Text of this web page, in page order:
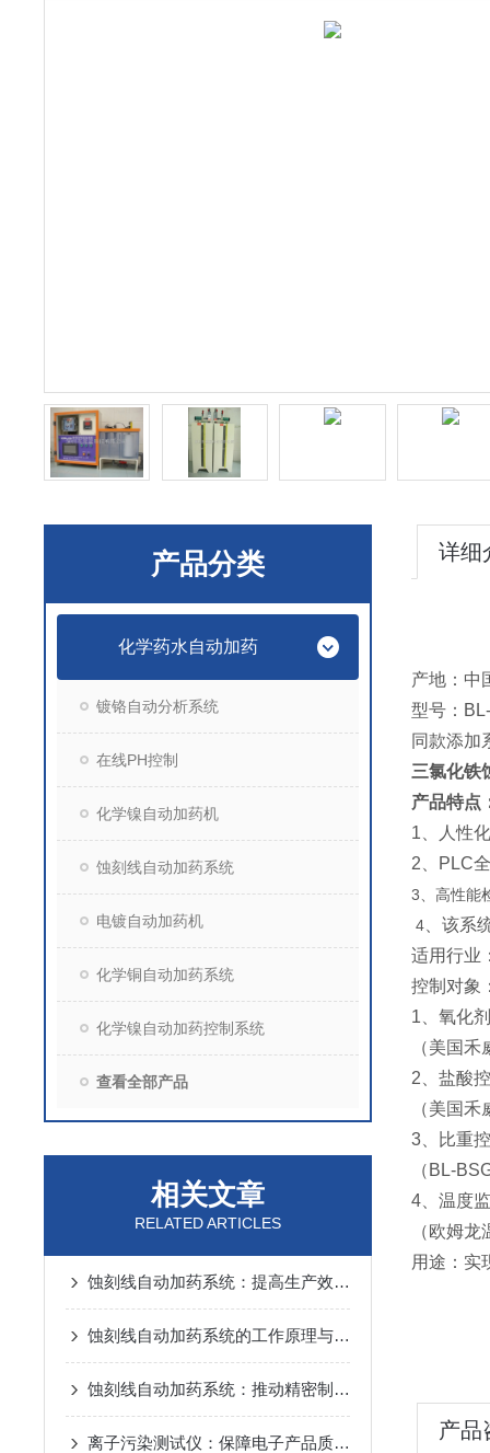
产品分类
化学药水自动加药
镀铬自动分析系统
在线PH控制
化学镍自动加药机
蚀刻线自动加药系统
电镀自动加药机
化学铜自动加药系统
化学镍自动加药控制系统
查看全部产品
相关文章
RELATED ARTICLES
蚀刻线自动加药系统：提高生产效率的解决方案
蚀刻线自动加药系统的工作原理与应用
蚀刻线自动加药系统：推动精密制造和环境可持续性的重要工具
离子污染测试仪：保障电子产品质量的关键工具
详细
产地：
型号：
同款添加
三氯化铁
产品特点
1 、人性
2 、PLC
3、高性能
4 、该系
适用行业
控制对象
1 、氧化
（美国
2 、盐酸
（美国
3 、比重
（BL-
4 、温度
（欧姆
用途：实
产品